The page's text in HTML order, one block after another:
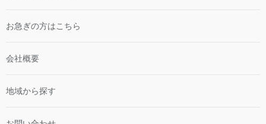
お急ぎの方はこちら
会社概要
地域から探す